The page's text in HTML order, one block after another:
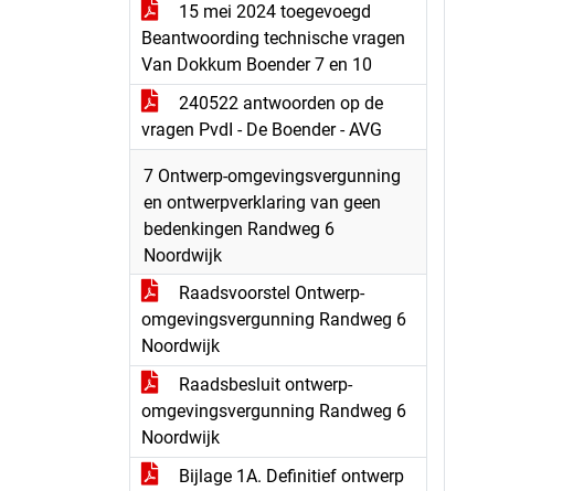
15 mei 2024 toegevoegd
Beantwoording technische vragen
Van Dokkum Boender 7 en 10
240522 antwoorden op de
vragen PvdI - De Boender - AVG
7 Ontwerp-omgevingsvergunning
en ontwerpverklaring van geen
bedenkingen Randweg 6
Noordwijk
Raadsvoorstel Ontwerp-
omgevingsvergunning Randweg 6
Noordwijk
Raadsbesluit ontwerp-
omgevingsvergunning Randweg 6
Noordwijk
Bijlage 1A. Definitief ontwerp